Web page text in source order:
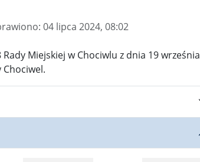
04 lipca 2024, 08:02
Miejskiej w Chociwlu z dnia 19 września